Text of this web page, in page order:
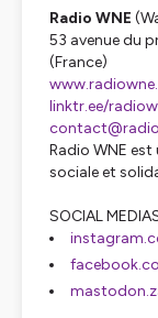
Radio WNE
53 avenue du
(France)
linktr.ee/
Radio WNE
sociale et
SOCIAL